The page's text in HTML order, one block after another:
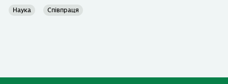
Наука Співпраця